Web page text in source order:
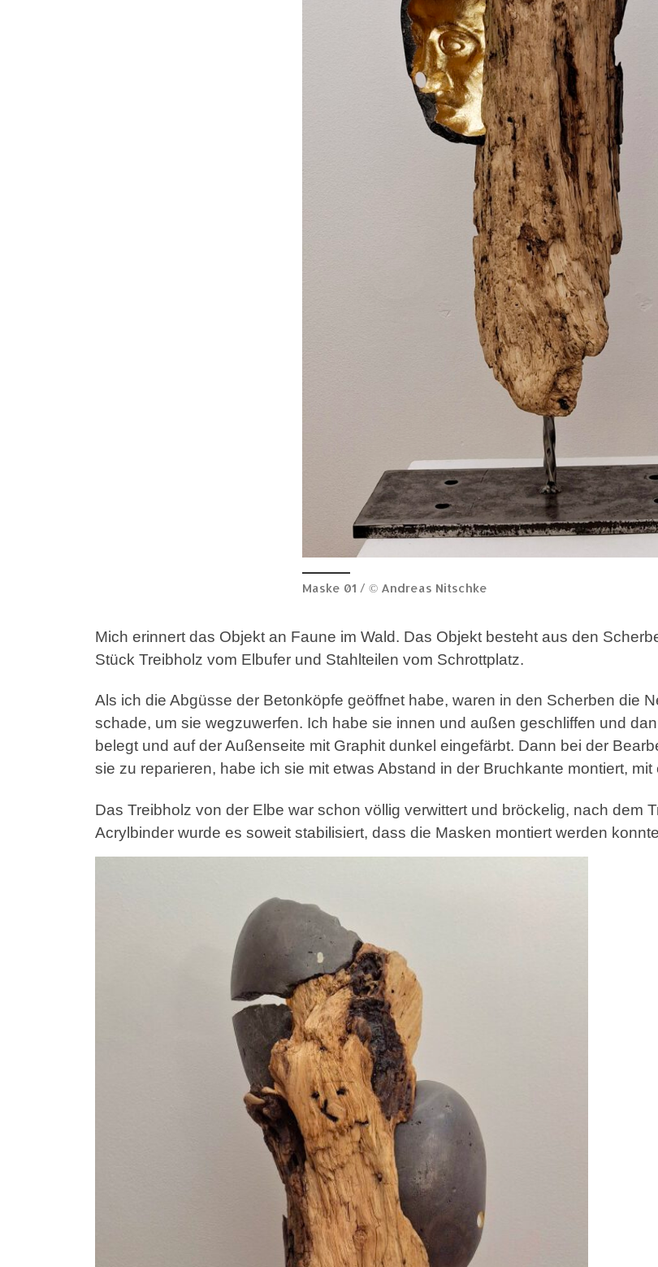
Maske 01 / © Andreas Nitschke
Mich erinnert das Objekt an Faune im Wald. Das Objekt besteht aus den
Stück Treibholz vom Elbufer und Stahlteilen vom Schrottplatz.
Als ich die Abgüsse der Betonköpfe geöffnet habe, waren in den Scherben die
schade, um sie wegzuwerfen. Ich habe sie innen und außen geschliffen und
belegt und auf der Außenseite mit Graphit dunkel eingefärbt. Dann bei der
sie zu reparieren, habe ich sie mit etwas Abstand in der Bruchkante montiert,
Das Treibholz von der Elbe war schon völlig verwittert und bröckelig, nach dem
Acrylbinder wurde es soweit stabilisiert, dass die Masken montiert werden